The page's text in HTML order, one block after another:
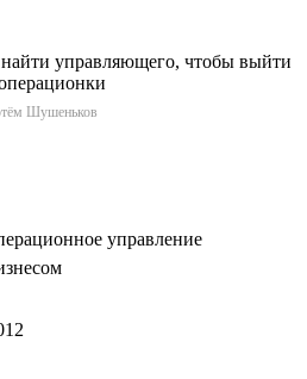
Шушеньков
управление